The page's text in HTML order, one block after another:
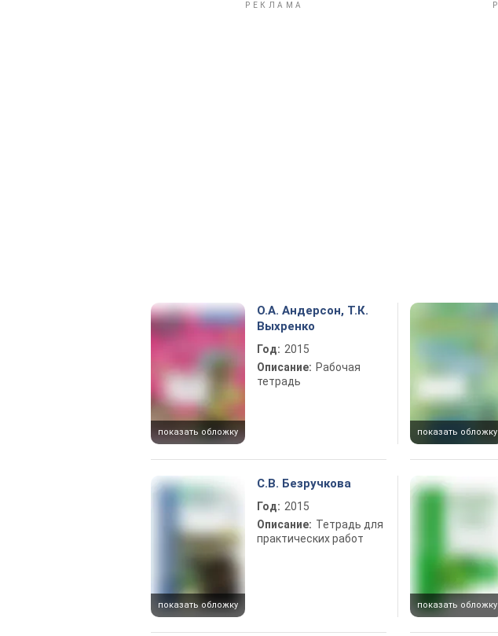
показать обложку
О.А. Андерсон, Т.К.
Выхренко
Год: 2015
Описание: Рабочая
тетрадь
показать обложку
показать обложку
С.В. Безручкова
Год: 2015
Описание: Тетрадь для
практических работ
показать обложку